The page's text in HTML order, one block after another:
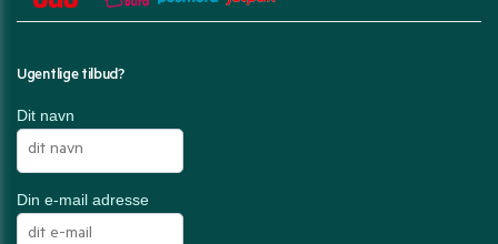
Ugentlige tilbud?
Dit navn
Din e-mail adresse